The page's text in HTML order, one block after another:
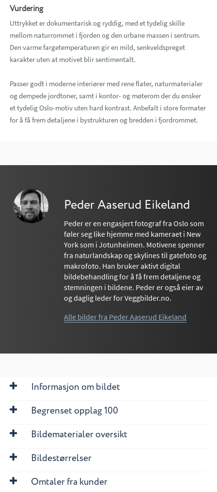
Vurdering
Uttrykket er dokumentarisk og ryddig, med et tydelig skille
mellom naturrommet i fjorden og den urbane massen i sentrum.
Den varme fargetemperaturen gir en mild, senkveldspreget
karakter uten at motivet blir sentimentalt.
Passer godt i moderne interiører med rene flater, naturmaterialer
og dempede jordtoner, samt i kontor- og møterom der du ønsker
et tydelig Oslo-motiv uten hard kontrast. Anbefalt i store formater
for å få frem detaljene i bystrukturen og bredden i fjordrommet.
Peder Aaserud Eikeland
Peder er en engasjert fotograf fra Oslo som
føler seg like hjemme med kameraet i New
York som i Jotunheimen. Motivene spenner
fra naturlandskap og skylines til gatefoto og
makrofoto. Han bruker aktivt digital
bildebehandling for å få frem detaljene og
stemningen i bildene. Peder er også eier av
og daglig leder for Veggbilder.no.
Alle bilder fra Peder Aaserud Eikeland
Informasjon om bildet
Begrenset opplag 100
Bildematerialer oversikt
Bildestørrelser
Omtaler fra kunder